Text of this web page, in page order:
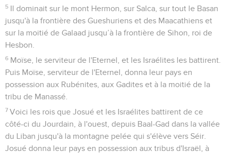
5 Il dominait sur le mont Hermon, sur Salca, sur tout le Basan
jusqu'à la frontière des Gueshuriens et des Maacathiens et
sur la moitié de Galaad jusqu’à la frontière de Sihon, roi de
Hesbon.
6 Moïse, le serviteur de l'Eternel, et les Israélites les battirent.
Puis Moïse, serviteur de l'Eternel, donna leur pays en
possession aux Rubénites, aux Gadites et à la moitié de la
tribu de Manassé.
7 Voici les rois que Josué et les Israélites battirent de ce
côté-ci du Jourdain, à l'ouest, depuis Baal-Gad dans la vallée
du Liban jusqu'à la montagne pelée qui s'élève vers Séir.
Josué donna leur pays en possession aux tribus d'Israël, à